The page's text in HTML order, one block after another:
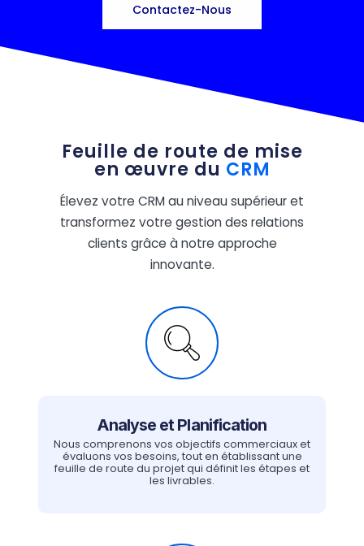
Contactez-Nous
Feuille de route de mise
en œuvre du CRM
Élevez votre CRM au niveau supérieur et
transformez votre gestion des relations
clients grâce à notre approche
innovante.
Analyse et Planification
Nous comprenons vos objectifs commerciaux et
évaluons vos besoins, tout en établissant une
feuille de route du projet qui définit les étapes et
les livrables.